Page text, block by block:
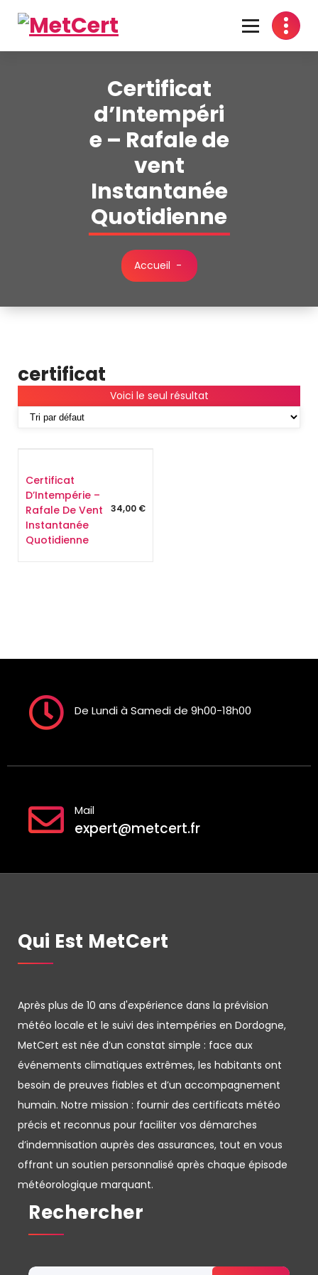
contenu
Certificat
d’Intempéri
e – Rafale de
vent
Instantanée
Quotidienne
Accueil -
certificat
Voici le seul résultat
Certificat
D’Intempérie –
Rafale De Vent
Instantanée
Quotidienne
34,00 €
De Lundi à Samedi de 9h00-18h00
Mail
expert@metcert.fr
Qui Est MetCert
Après plus de 10 ans d'expérience dans la prévision
météo locale et le suivi des intempéries en Dordogne,
MetCert est née d’un constat simple : face aux
événements climatiques extrêmes, les habitants ont
besoin de preuves fiables et d’un accompagnement
humain. Notre mission : fournir des certificats météo
précis et reconnus pour faciliter vos démarches
d’indemnisation auprès des assurances, tout en vous
offrant un soutien personnalisé après chaque épisode
météorologique marquant.
Rechercher